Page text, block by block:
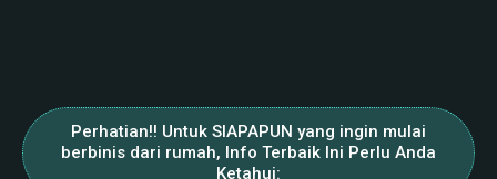
Perhatian!! Untuk SIAPAPUN yang ingin mulai
berbinis dari rumah, Info Terbaik Ini Perlu Anda
Ketahui: